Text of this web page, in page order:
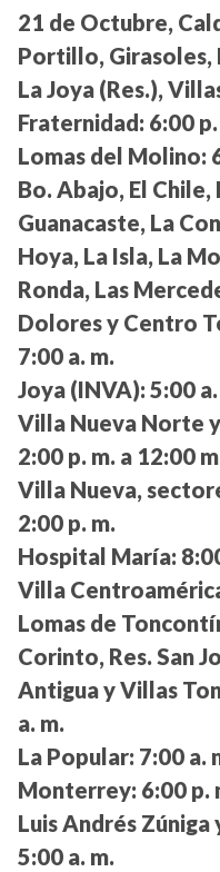
21 de Octubre,
Portillo, Girasoles,
La Joya (Res.),
Fraternidad: 6:00
Lomas del Molino:
Bo. Abajo, El Chile,
Guanacaste, La
Hoya, La Isla, La
Ronda, Las
Dolores y Centro
7:00 a. m.
Joya (INVA): 5:00
Villa Nueva Norte
2:00 p. m. a 12:00
Villa Nueva,
2:00 p. m.
Hospital María:
Villa
Lomas de
Corinto, Res. San
Antigua y Villas
a. m.
La Popular: 7:00 a.
Monterrey: 6:00 p.
Luis Andrés Zúniga
5:00 a. m.